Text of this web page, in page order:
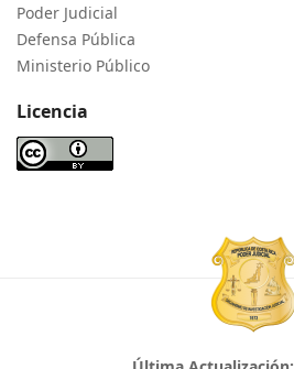
Poder Judicial
Defensa Pública
Ministerio Público
Licencia